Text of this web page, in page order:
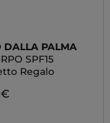
DALLA PALMA
SPF15
Regalo